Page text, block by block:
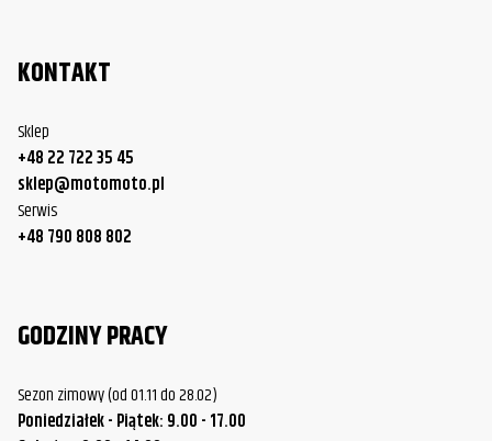
KONTAKT
Sklep
+48 22 722 35 45
sklep@motomoto.pl
Serwis
+48 790 808 802
GODZINY PRACY
Sezon zimowy (od 01.11 do 28.02)
Poniedziałek - Piątek: 9.00 - 17.00